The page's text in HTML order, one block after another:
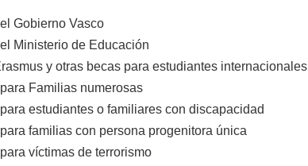
Gobierno Vasco
Ministerio de Educación
y otras becas para estudiantes internacionales
Familias numerosas
estudiantes o familiares con discapacidad
familias con persona progenitora única
víctimas de terrorismo